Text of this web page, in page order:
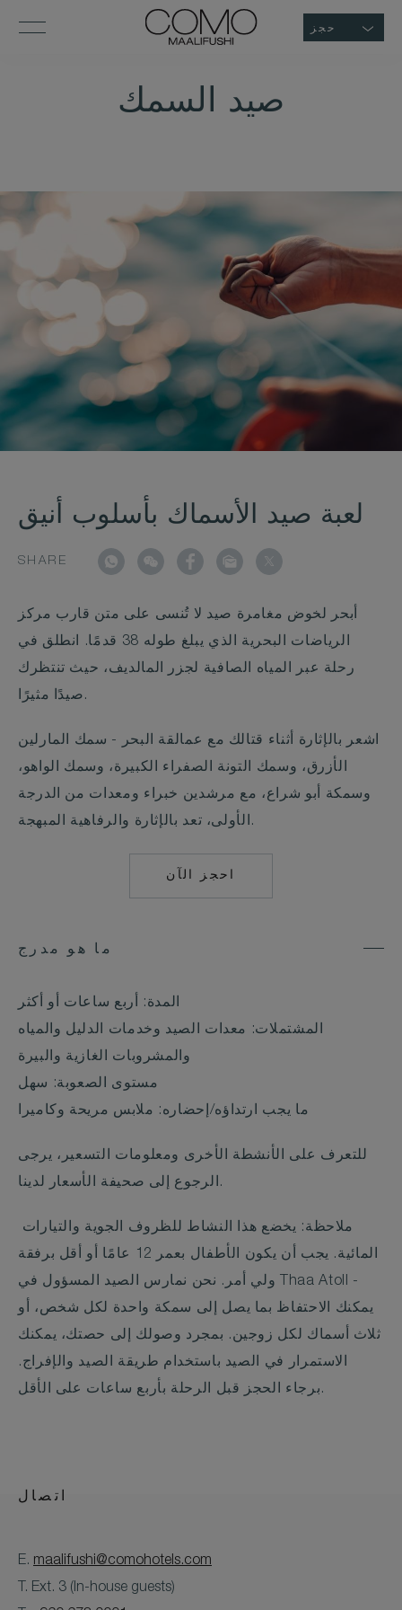
حجز
صيد السمك
لعبة صيد الأسماك بأسلوب أنيق
SHARE
أبحر لخوض مغامرة صيد لا تُنسى على متن قارب مركز
الرياضات البحرية الذي يبلغ طوله 38 قدمًا. انطلق في
رحلة عبر المياه الصافية لجزر المالديف، حيث تنتظرك
صيدًا مثيرًا.
اشعر بالإثارة أثناء قتالك مع عمالقة البحر - سمك المارلين
الأزرق، وسمك التونة الصفراء الكبيرة، وسمك الواهو،
وسمكة أبو شراع، مع مرشدين خبراء ومعدات من الدرجة
الأولى، تعد بالإثارة والرفاهية المبهجة.
احجز الآن
MAILTO:
ما هو مدرج
المدة: أربع ساعات أو أكثر
المشتملات: معدات الصيد وخدمات الدليل والمياه
والمشروبات الغازية والبيرة
مستوى الصعوبة: سهل
ما يجب ارتداؤه/إحضاره: ملابس مريحة وكاميرا
للتعرف على الأنشطة الأخرى ومعلومات التسعير، يرجى
الرجوع إلى صحيفة الأسعار لدينا.
المائية. يجب أن يكون الأطفال بعمر 12 عامًا أو أقل برفقة
ولي أمر. نحن نمارس الصيد المسؤول في Thaa Atoll -
يمكنك الاحتفاظ بما يصل إلى سمكة واحدة لكل شخص، أو
ثلاث أسماك لكل زوجين. بمجرد وصولك إلى حصتك، يمكنك
الاستمرار في الصيد باستخدام طريقة الصيد والإفراج.
برجاء الحجز قبل الرحلة بأربع ساعات على الأقل.
اتصال
E. maalifushi@comohotels.com
T. Ext. 3 (In-house guests)